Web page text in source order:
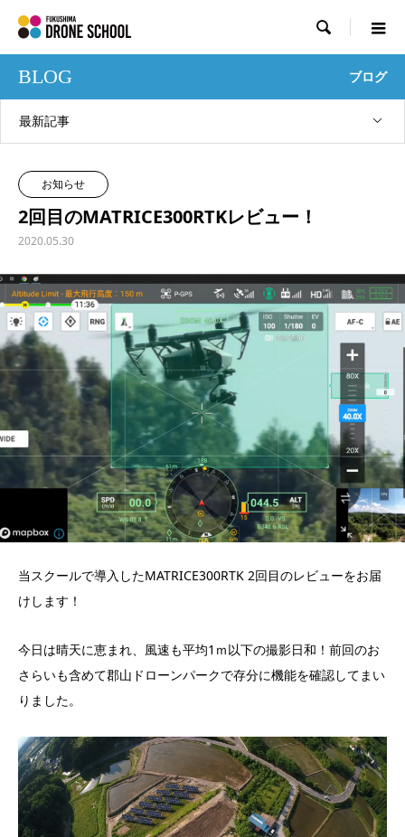

BLOG ブログ
最新記事
お知らせ
2回目のMATRICE300RTKレビュー！
2020.05.30
当スクールで導入したMATRICE300RTK 2回目のレビューをお届
けします！
今日は晴天に恵まれ、風速も平均1ｍ以下の撮影日和！前回のお
さらいも含めて郡山ドローンパークで存分に機能を確認してまい
りました。